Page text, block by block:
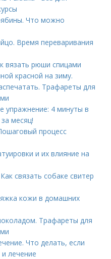
Что можно
Время переваривания
вязать рюши спицами
красной на зиму.
Трафареты для
упражнение: 4 минуты в
месяц!
процесс
и их влияние на
связать собаке свитер
кожи в домашних
Трафареты для
Что делать, если
лечение